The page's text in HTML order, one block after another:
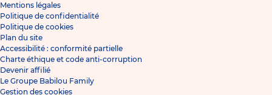
Mentions légales
Politique de confidentialité
Politique de cookies
Plan du site
Accessibilité : conformité partielle
Charte éthique et code anti-corruption
Devenir affilié
Le Groupe Babilou Family
Gestion des cookies